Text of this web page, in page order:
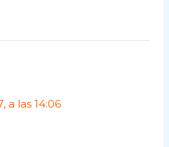
a las 14:06